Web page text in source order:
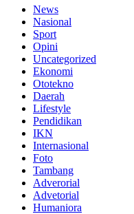
News
Nasional
Sport
Opini
Uncategorized
Ekonomi
Ototekno
Daerah
Lifestyle
Pendidikan
IKN
Internasional
Foto
Tambang
Adverorial
Advetorial
Humaniora